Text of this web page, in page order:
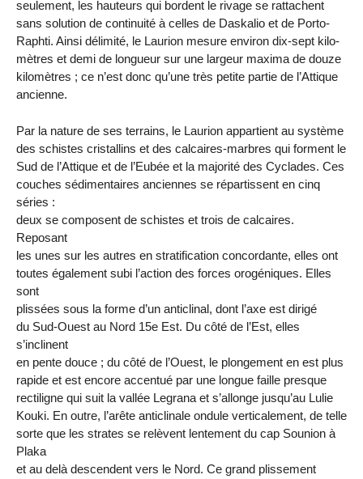
seulement, les hauteurs qui bordent le rivage se rattachent
sans solution de continuité à celles de Daskalio et de Porto-
Raphti. Ainsi délimité, le Laurion mesure environ dix-sept kilo-
mètres et demi de longueur sur une largeur maxima de douze
kilomètres ; ce n’est donc qu’une très petite partie de l’Attique
ancienne.
Par la nature de ses terrains, le Laurion appartient au système
des schistes cristallins et des calcaires-marbres qui forment le
Sud de l’Attique et de l’Eubée et la majorité des Cyclades. Ces
couches sédimentaires anciennes se répartissent en cinq
séries :
deux se composent de schistes et trois de calcaires.
Reposant
les unes sur les autres en stratification concordante, elles ont
toutes également subi l’action des forces orogéniques. Elles
sont
plissées sous la forme d’un anticlinal, dont l’axe est dirigé
du Sud-Ouest au Nord 15e Est. Du côté de l’Est, elles
s’inclinent
en pente douce ; du côté de l’Ouest, le plongement en est plus
rapide et est encore accentué par une longue faille presque
rectiligne qui suit la vallée Legrana et s’allonge jusqu’au Lulie
Kouki. En outre, l’arête anticlinale ondule verticalement, de telle
sorte que les strates se relèvent lentement du cap Sounion à
Plaka
et au delà descendent vers le Nord. Ce grand plissement